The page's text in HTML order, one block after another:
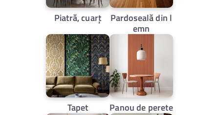
Piatră, cuarț
Pardoseală din l
emn
Tapet Panou de perete